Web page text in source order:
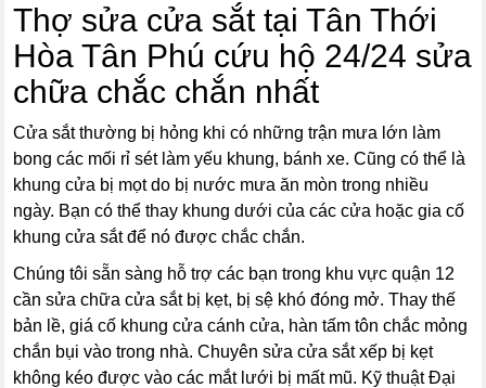
Thợ sửa cửa sắt tại Tân Thới
Hòa Tân Phú cứu hộ 24/24 sửa
chữa chắc chắn nhất
Cửa sắt thường bị hỏng khi có những trận mưa lớn làm
bong các mối rỉ sét làm yếu khung, bánh xe. Cũng có thể là
khung cửa bị mọt do bị nước mưa ăn mòn trong nhiều
ngày. Bạn có thể thay khung dưới của các cửa hoặc gia cố
khung cửa sắt để nó được chắc chắn.
Chúng tôi sẵn sàng hỗ trợ các bạn trong khu vực quận 12
cần sửa chữa cửa sắt bị kẹt, bị sệ khó đóng mở. Thay thế
bản lề, giá cố khung cửa cánh cửa, hàn tấm tôn chắc mỏng
chắn bụi vào trong nhà. Chuyên sửa cửa sắt xếp bị kẹt
không kéo được vào các mắt lưới bị mất mũ. Kỹ thuật Đại